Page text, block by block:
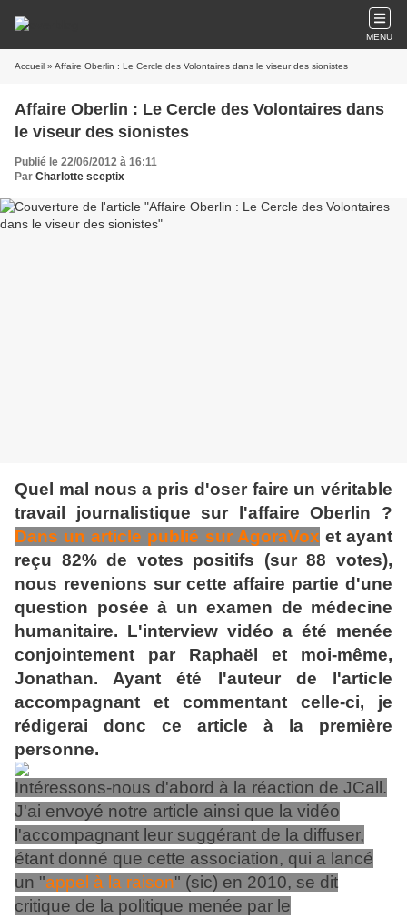
MENU
Accueil » Affaire Oberlin : Le Cercle des Volontaires dans le viseur des sionistes
Affaire Oberlin : Le Cercle des Volontaires dans
le viseur des sionistes
Publié le 22/06/2012 à 16:11
Par Charlotte sceptix
Quel mal nous a pris d'oser faire un véritable
travail journalistique sur l'affaire Oberlin ?
Dans un article publié sur AgoraVox et ayant
reçu 82% de votes positifs (sur 88 votes),
nous revenions sur cette affaire partie d'une
question posée à un examen de médecine
humanitaire. L'interview vidéo a été menée
conjointement par Raphaël et moi-même,
Jonathan. Ayant été l'auteur de l'article
accompagnant et commentant celle-ci, je
rédigerai donc ce article à la première
personne.
Intéressons-nous d'abord à la réaction de JCall.
J'ai envoyé notre article ainsi que la vidéo
l'accompagnant leur suggérant de la diffuser,
étant donné que cette association, qui a lancé
un "appel à la raison" (sic) en 2010, se dit
critique de la politique menée par le